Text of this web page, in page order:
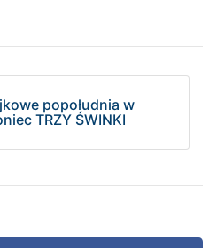
popołudnia w
TRZY ŚWINKI